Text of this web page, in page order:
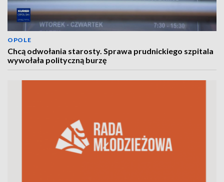
OPOLE
Chcą odwołania starosty. Sprawa prudnickiego szpitala
wywołała polityczną burzę